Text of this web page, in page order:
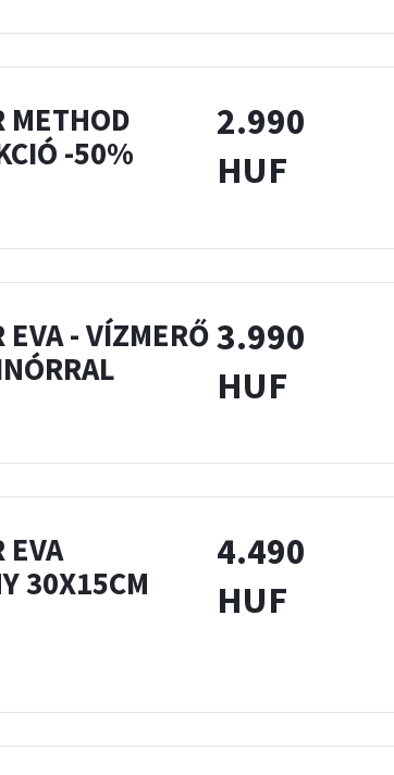
METHOD
-50%
2.990
HUF
EVA - VÍZMERŐ3.990
HUF
EVA
30X15CM
4.490
HUF